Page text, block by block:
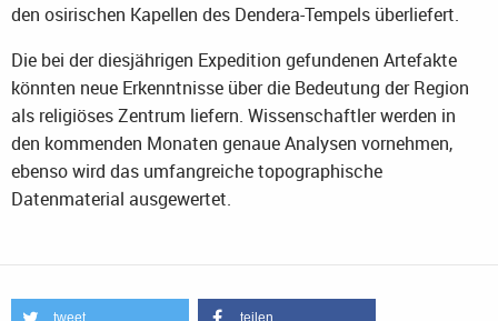
den osirischen Kapellen des Dendera-Tempels überliefert.
Die bei der diesjährigen Expedition gefundenen Artefakte
könnten neue Erkenntnisse über die Bedeutung der Region
als religiöses Zentrum liefern. Wissenschaftler werden in
den kommenden Monaten genaue Analysen vornehmen,
ebenso wird das umfangreiche topographische
Datenmaterial ausgewertet.
tweet teilen